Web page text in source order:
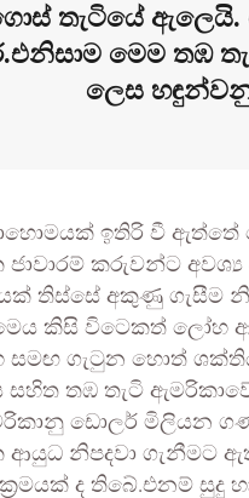
තැටියේ ඇලෙයි.
මෙම තඹ
ලෙස
ඉතිරි වී ඇත්තේ
ජාවාරම් කරුවන්ට
තිස්සේ අකුණු ගැසීම
කිසි විටෙකත් ලෝහ
ගැටුන හොත්
තඹ තැටි
ඩොලර් මිලියන
නිපදවා ගැනීමට
ද තිබේ.එනම් සුදු